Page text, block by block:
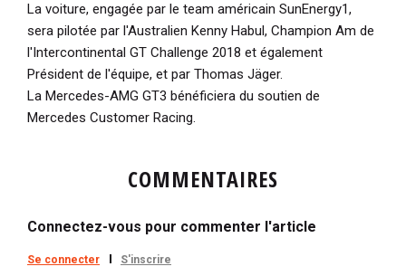
La voiture, engagée par le team américain SunEnergy1,
sera pilotée par l'Australien Kenny Habul, Champion Am de
l'Intercontinental GT Challenge 2018 et également
Président de l'équipe, et par Thomas Jäger.
La Mercedes-AMG GT3 bénéficiera du soutien de
Mercedes Customer Racing.
COMMENTAIRES
Connectez-vous pour commenter l'article
Se connecter S'inscrire